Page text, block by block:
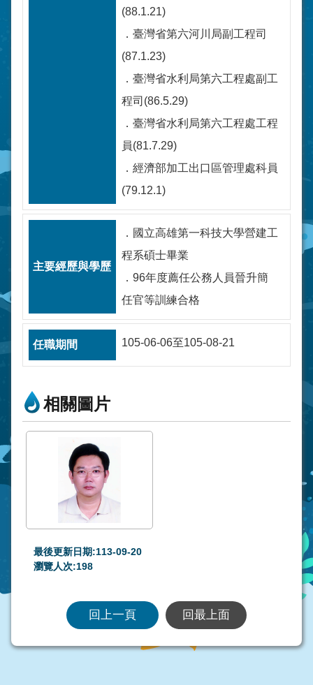
(88.1.21)
．臺灣省第六河川局副工程司
(87.1.23)
．臺灣省水利局第六工程處副工
程司(86.5.29)
．臺灣省水利局第六工程處工程
員(81.7.29)
．經濟部加工出口區管理處科員
(79.12.1)
．國立高雄第一科技大學營建工
程系碩士畢業
．96年度薦任公務人員晉升簡
任官等訓練合格
105-06-06至105-08-21
相關圖片
最後更新日期:113-09-20
瀏覽人次:198
回上一頁 回最上面